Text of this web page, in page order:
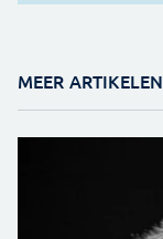
MEER ARTIKELEN